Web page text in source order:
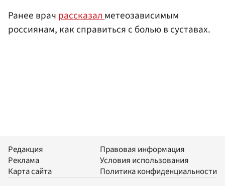
Ранее врач рассказалметеозависимым
россиянам, как справиться с болью в суставах.
Редакция
Реклама
Карта сайта
Правовая информация
Условия использования
Политика конфиденциальности